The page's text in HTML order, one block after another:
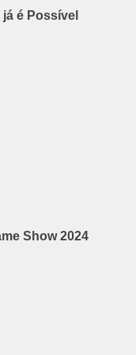
é Possível
Show 2024